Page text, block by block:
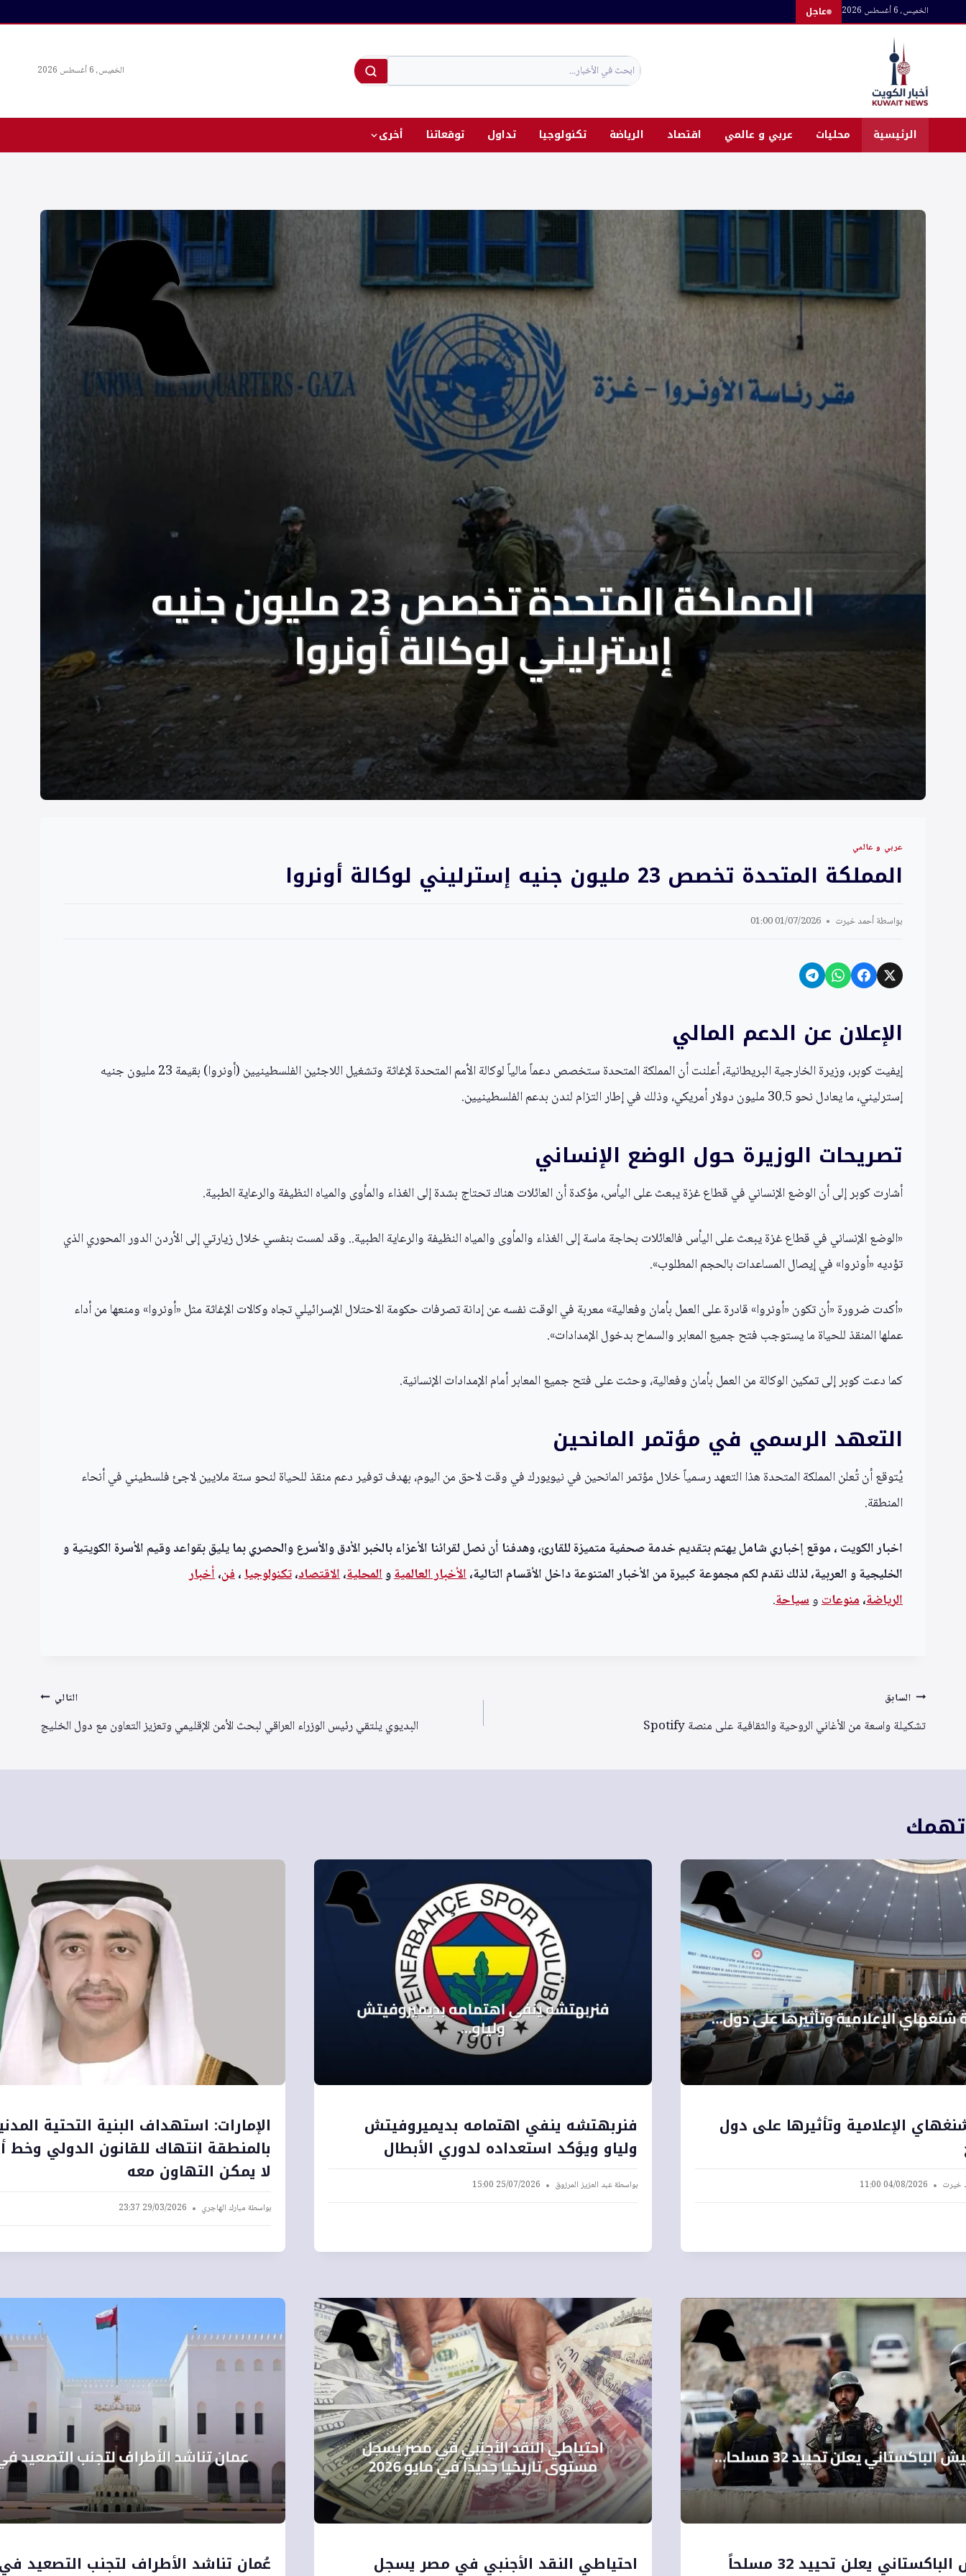
الخميس، 6 أغسطس 2026 عاجل
الخميس، 6 أغسطس 2026
الرئيسية محليات عربي و عالمي اقتصاد الرياضة تكنولوجيا تداول توقعاتنا أخرى
عربي و عالمي
المملكة المتحدة تخصص 23 مليون جنيه إسترليني لوكالة أونروا
بواسطةأحمد خيرت 01/07/2026 01:00
الإعلان عن الدعم المالي
إيفيت كوبر، وزيرة الخارجية البريطانية، أعلنت أن المملكة المتحدة ستخصص دعماً مالياً لوكالة الأمم المتحدة لإغاثة وتشغيل اللاجئين الفلسطينيين (أونروا) بقيمة 23 مليون جنيه
إسترليني، ما يعادل نحو 30.5 مليون دولار أمريكي، وذلك في إطار التزام لندن بدعم الفلسطينيين.
تصريحات الوزيرة حول الوضع الإنساني
أشارت كوبر إلى أن الوضع الإنساني في قطاع غزة يبعث على اليأس، مؤكدة أن العائلات هناك تحتاج بشدة إلى الغذاء والمأوى والمياه النظيفة والرعاية الطبية.
«الوضع الإنساني في قطاع غزة يبعث على اليأس فالعائلات بحاجة ماسة إلى الغذاء والمأوى والمياه النظيفة والرعاية الطبية.. وقد لمست بنفسي خلال زيارتي إلى الأردن الدور المحوري الذي
تؤديه «أونروا» في إيصال المساعدات بالحجم المطلوب».
«أكدت ضرورة «أن تكون «أونروا» قادرة على العمل بأمان وفعالية» معربة في الوقت نفسه عن إدانة تصرفات حكومة الاحتلال الإسرائيلي تجاه وكالات الإغاثة مثل «أونروا» ومنعها من أداء
عملها المنقذ للحياة ما يستوجب فتح جميع المعابر والسماح بدخول الإمدادات».
كما دعت كوبر إلى تمكين الوكالة من العمل بأمان وفعالية، وحثت على فتح جميع المعابر أمام الإمدادات الإنسانية.
التعهد الرسمي في مؤتمر المانحين
يُتوقع أن تُعلن المملكة المتحدة هذا التعهد رسمياً خلال مؤتمر المانحين في نيويورك في وقت لاحق من اليوم، بهدف توفير دعم منقذ للحياة لنحو ستة ملايين لاجئ فلسطيني في أنحاء
المنطقة.
اخبار الكويت ، موقع إخباري شامل يهتم بتقديم خدمة صحفية متميزة للقارئ، وهدفنا أن نصل لقرائنا الأعزاء بالخبر الأدق والأسرع والحصري بما يليق بقواعد وقيم الأسرة الكويتية و
الخليجية و العربية، لذلك نقدم لكم مجموعة كبيرة من الأخبار المتنوعة داخل الأقسام التالية،الأخبار العالميةوالمحلية،الاقتصاد،تكنولوجيا،فن،أخبار
الرياضة،منوعاتوسياحة.
تصفّح
المقالات
السابق
تشكيلة واسعة من الأغاني الروحية والثقافية على منصة Spotify
التالي
البديوي يلتقي رئيس الوزراء العراقي لبحث الأمن الإقليمي وتعزيز التعاون مع دول الخليج
تهمك
الإعلامية وتأثيرها على دول
خيرت 04/08/2026 11:00
فنربهتشه ينفي اهتمامه بديميروفيتش
ولياو ويؤكد استعداده لدوري الأبطال
بواسطةعبد العزيز المرزوق 25/07/2026 15:00
الإمارات: استهداف البنية التحتية
بالمنطقة انتهاك للقانون الدولي وخط
لا يمكن التهاون معه
بواسطةمبارك الهاجري 29/03/2026 23:37
الجيش الباكستاني يعلن تحييد 32 مسلحاً
احتياطي النقد الأجنبي في مصر يسجل
عُمان تناشد الأطراف لتجنب التصعيد في